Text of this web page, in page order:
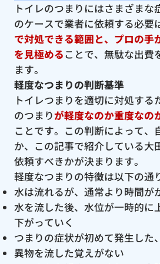
トイレのつまりにはさまざまな
のケースで業者に依頼する必要
で対処できる範囲と、プロの手
を見極めることで、無駄な出費
ます。
軽度なつまりの判断基準
トイレつまりを適切に対処する
のつまりが軽度なのか重度なの
ことです。この判断によって、
か、この記事で紹介している大
依頼すべきかが決まります。
軽度なつまりの特徴は以下の通
水は流れるが、通常より時間が
水を流した後、水位が一時的に
下がっていく
つまりの症状が初めて発生した
異物を流した覚えがない